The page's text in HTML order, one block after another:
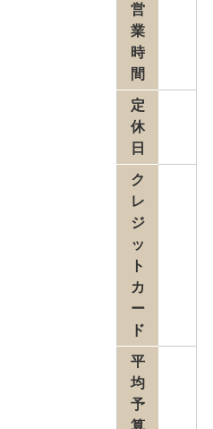
営
業
時
間
定
休
日
ク
レ
ジ
ッ
ト
カ
ー
ド
平
均
予
算